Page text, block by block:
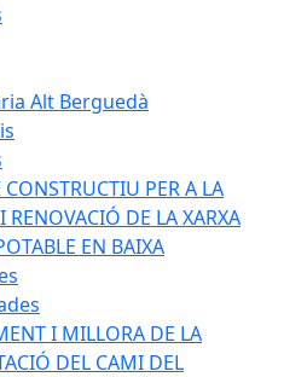
Alt Berguedà
CONSTRUCTIU PER A LA
RENOVACIÓ DE LA XARXA
EN BAIXA
I MILLORA DE LA
DEL CAMI DEL